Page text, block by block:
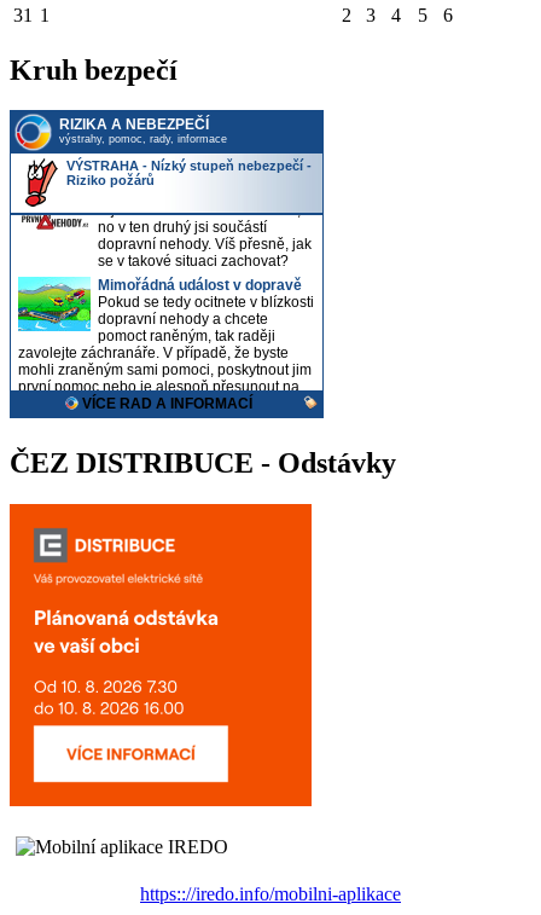
31 1 2 3 4 5 6
Kruh bezpečí
ČEZ DISTRIBUCE - Odstávky
https:://iredo.info/mobilni-aplikace